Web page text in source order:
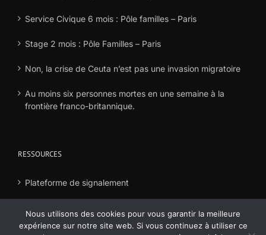
Service Civique 6 mois : Pôle familles – Paris
Stage 2 mois : Pôle Familles – Paris
Non, la crise de Ceuta n’est pas une invasion migratoire
Au moins six personnes mortes en une semaine à la
frontière franco-britannique.
RESSOURCES
Plateforme de signalement
Nous utilisons des cookies pour vous garantir la meilleure
expérience sur notre site web. Si vous continuez à utiliser ce